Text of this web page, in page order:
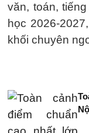
văn, toán,
học 2026-
khối chuyên